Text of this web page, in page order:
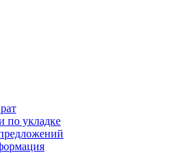
по укладке